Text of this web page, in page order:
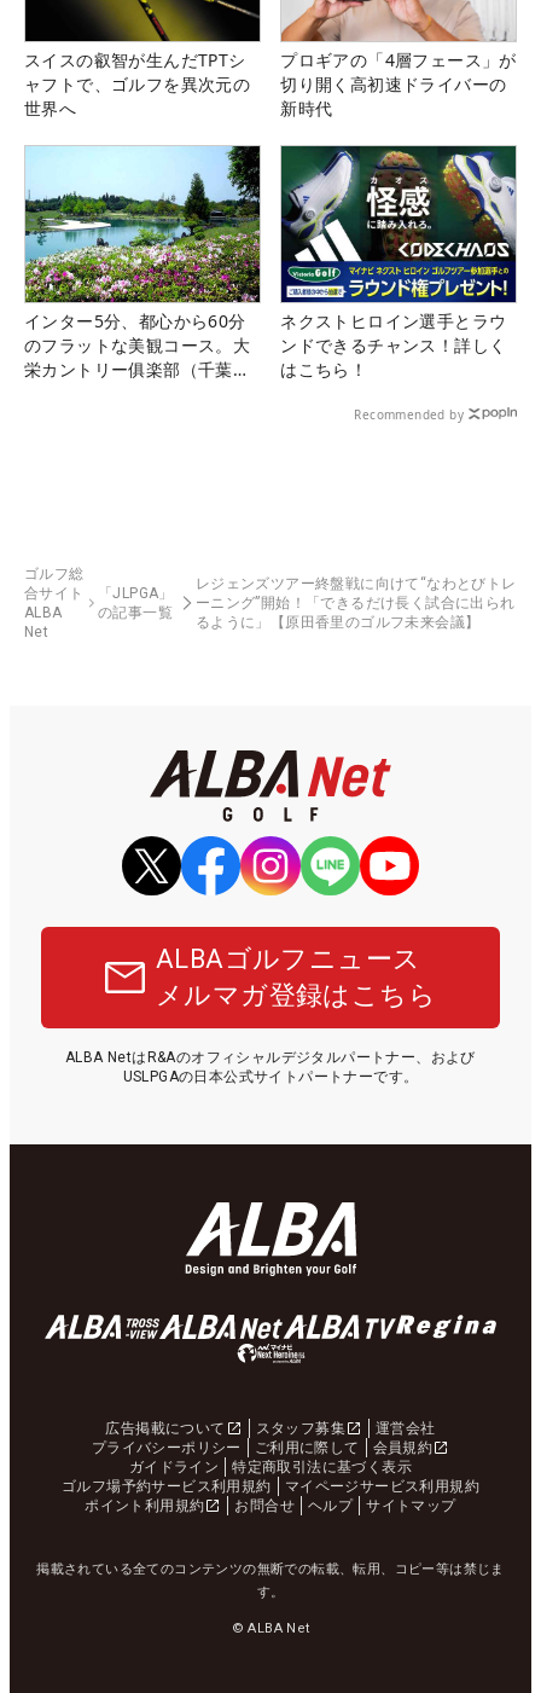
スイスの叡智が生んだTPTシ
ャフトで、ゴルフを異次元の
世界へ
プロギアの「4層フェース」が
切り開く高初速ドライバーの
新時代
インター5分、都心から60分
のフラットな美観コース。大
栄カントリー俱楽部（千葉
ネクストヒロイン選手とラウ
ンドできるチャンス！詳しく
はこちら！
Recommended by
ゴルフ総
合サイト
ALBA
Net
「JLPGA」
の記事一覧
レジェンズツアー終盤戦に向けて“なわとびトレ
ーニング”開始！「できるだけ長く試合に出られ
るように」【原田香里のゴルフ未来会議】
ALBAゴルフニュース
メルマガ登録はこちら
ALBA NetはR&Aのオフィシャルデジタルパートナー、および
USLPGAの日本公式サイトパートナーです。
広告掲載について スタッフ募集
運営会社
プライバシーポリシー
ご利用に際して
会員規約
ガイドライン
特定商取引法に基づく表示
ゴルフ場予約サービス利用規約
マイページサービス利用規約
ポイント利用規約
お問合せ ヘルプ サイトマップ
掲載されている全てのコンテンツの無断での転載、転用、コピー等は禁じま
す。
© ALBA Net